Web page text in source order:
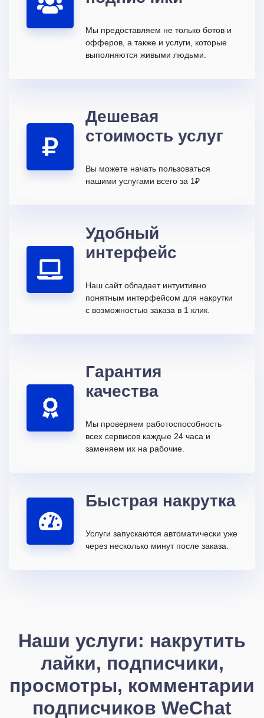
Мы предоставляем не только ботов и
офферов, а также и услуги, которые
выполняются живыми людьми.
Дешевая
стоимость услуг
Вы можете начать пользоваться
нашими услугами всего за 1₽
Удобный
интерфейс
Наш сайт обладает интуитивно
понятным интерфейсом для накрутки
с возможностью заказа в 1 клик.
Гарантия
качества
Мы проверяем работоспособность
всех сервисов каждые 24 часа и
заменяем их на рабочие.
Быстрая накрутка
Услуги запускаются автоматически уже
через несколько минут после заказа.
Наши услуги: накрутить
лайки, подписчики,
просмотры, комментарии
подписчиков WeChat